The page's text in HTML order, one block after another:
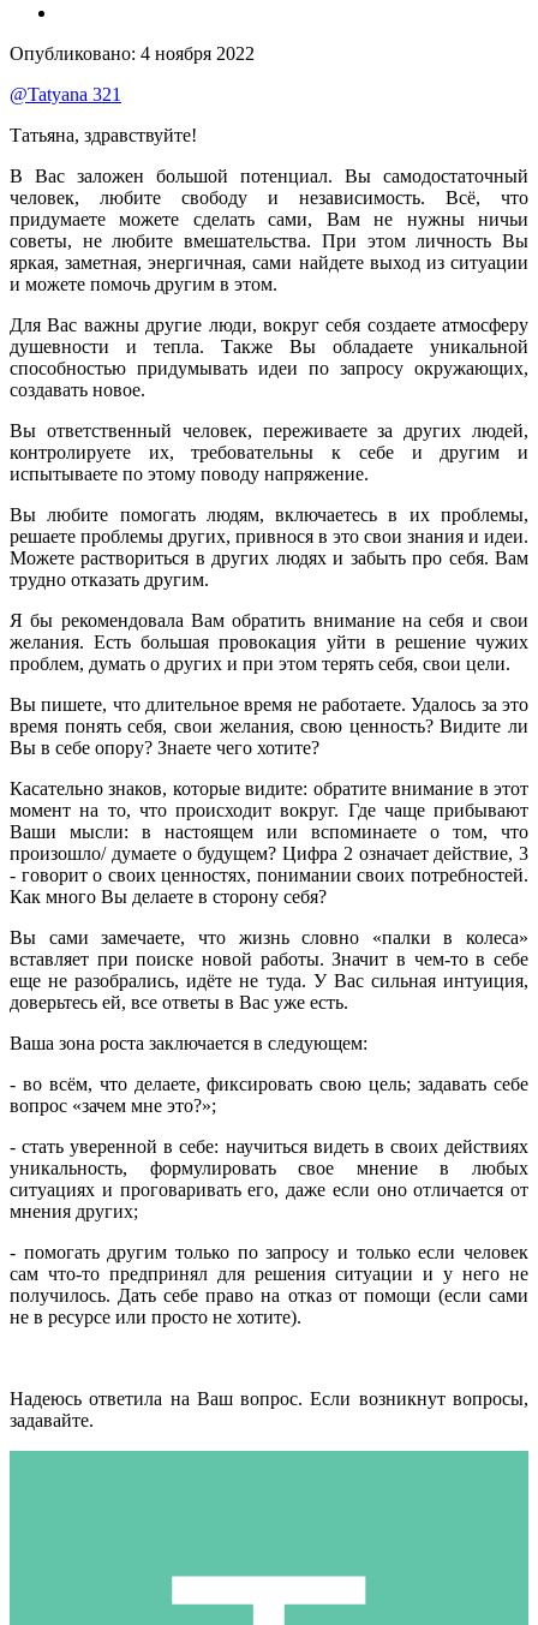
Опубликовано: 4 ноября 2022
@Tatyana 321
Татьяна, здравствуйте!
В Вас заложен большой потенциал. Вы самодостаточный
человек, любите свободу и независимость. Всё, что
придумаете можете сделать сами, Вам не нужны ничьи
советы, не любите вмешательства. При этом личность Вы
яркая, заметная, энергичная, сами найдете выход из ситуации
и можете помочь другим в этом.
Для Вас важны другие люди, вокруг себя создаете атмосферу
душевности и тепла. Также Вы обладаете уникальной
способностью придумывать идеи по запросу окружающих,
создавать новое.
Вы ответственный человек, переживаете за других людей,
контролируете их, требовательны к себе и другим и
испытываете по этому поводу напряжение.
Вы любите помогать людям, включаетесь в их проблемы,
решаете проблемы других, привнося в это свои знания и идеи.
Можете раствориться в других людях и забыть про себя. Вам
трудно отказать другим.
Я бы рекомендовала Вам обратить внимание на себя и свои
желания. Есть большая провокация уйти в решение чужих
проблем, думать о других и при этом терять себя, свои цели.
Вы пишете, что длительное время не работаете. Удалось за это
время понять себя, свои желания, свою ценность? Видите ли
Вы в себе опору? Знаете чего хотите?
Касательно знаков, которые видите: обратите внимание в этот
момент на то, что происходит вокруг. Где чаще прибывают
Ваши мысли: в настоящем или вспоминаете о том, что
произошло/ думаете о будущем? Цифра 2 означает действие, 3
- говорит о своих ценностях, понимании своих потребностей.
Как много Вы делаете в сторону себя?
Вы сами замечаете, что жизнь словно «палки в колеса»
вставляет при поиске новой работы. Значит в чем-то в себе
еще не разобрались, идёте не туда. У Вас сильная интуиция,
доверьтесь ей, все ответы в Вас уже есть.
Ваша зона роста заключается в следующем:
- во всём, что делаете, фиксировать свою цель; задавать себе
вопрос «зачем мне это?»;
- стать уверенной в себе: научиться видеть в своих действиях
уникальность, формулировать свое мнение в любых
ситуациях и проговаривать его, даже если оно отличается от
мнения других;
- помогать другим только по запросу и только если человек
сам что-то предпринял для решения ситуации и у него не
получилось. Дать себе право на отказ от помощи (если сами
не в ресурсе или просто не хотите).
Надеюсь ответила на Ваш вопрос. Если возникнут вопросы,
задавайте.